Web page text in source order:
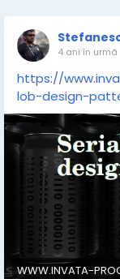
4 ani în urmă
https://
lob-design-
WWW.INVATA-